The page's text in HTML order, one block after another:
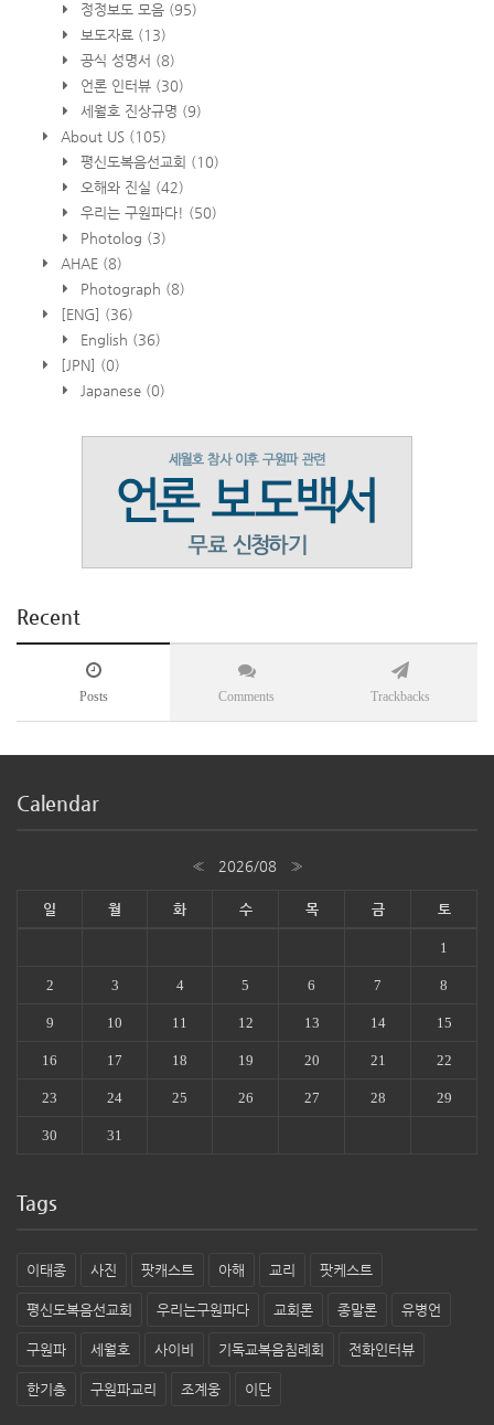
정정보도 모음 (95)
보도자료 (13)
공식 성명서 (8)
언론 인터뷰 (30)
세월호 진상규명 (9)
About US (105)
평신도복음선교회 (10)
오해와 진실 (42)
우리는 구원파다! (50)
Photolog (3)
AHAE (8)
Photograph (8)
[ENG] (36)
English (36)
[JPN] (0)
Japanese (0)
Recent
Posts Comments Trackbacks
Calendar
« 2026/08 »
일 월 화 수 목 금 토
1
2 3 4 5 6 7 8
9 10 11 12 13 14 15
16 17 18 19 20 21 22
23 24 25 26 27 28 29
30 31
Tags
이태종 사진 팟캐스트 아해 교리 팟케스트
평신도복음선교회 우리는구원파다 교회론 종말론 유병언
구원파 세월호 사이비 기독교복음침례회 전화인터뷰
한기총 구원파교리 조계웅 이단